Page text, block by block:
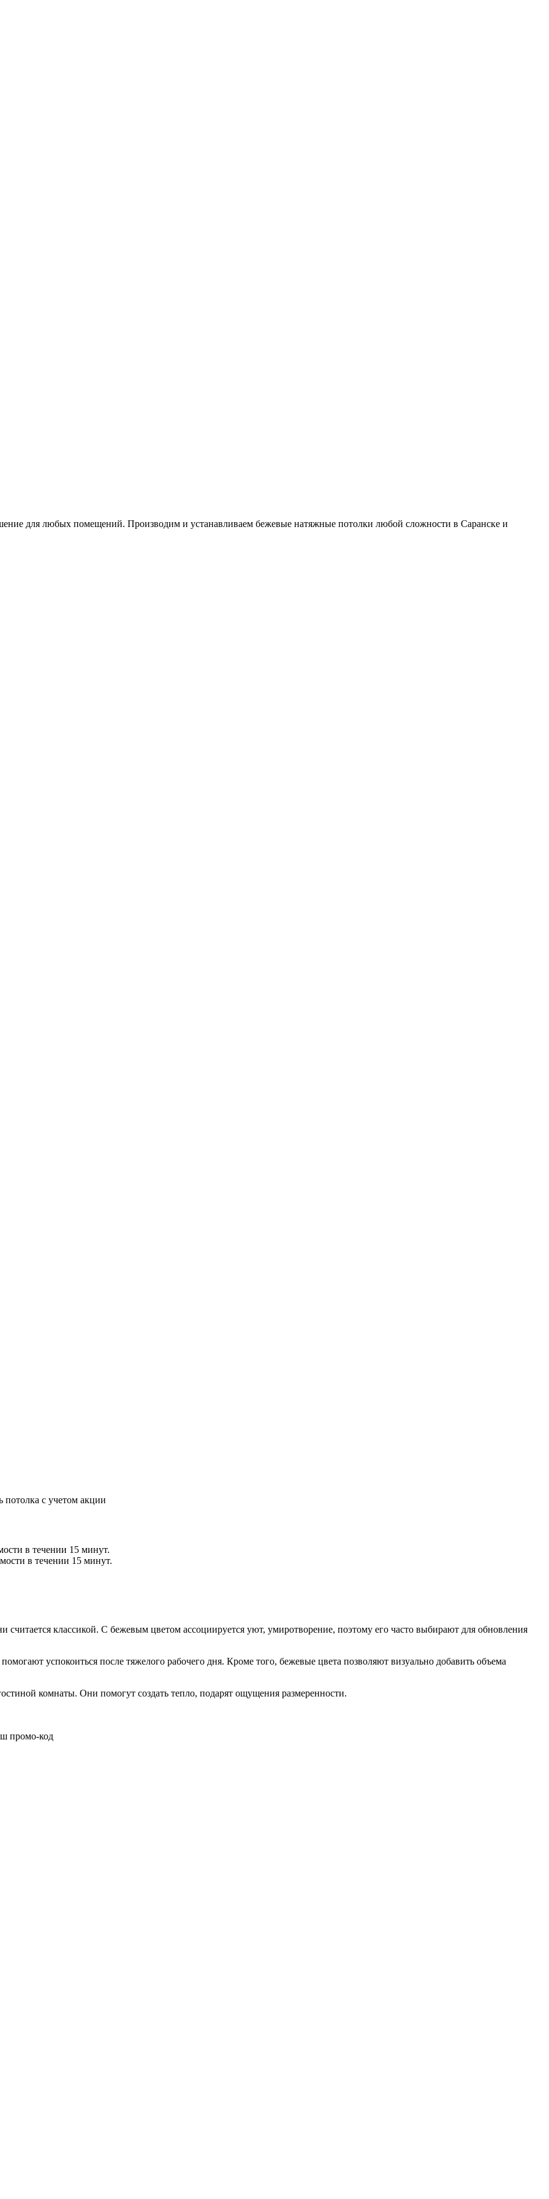
для любых помещений. Производим и устанавливаем бежевые натяжные потолки любой сложности в Саранске и
потолка с учетом акции
в течении 15 минут.
в течении 15 минут.
классикой. С бежевым цветом ассоциируется уют, умиротворение, поэтому его часто выбирают для обновления
успокоиться после тяжелого рабочего дня. Кроме того, бежевые цвета позволяют визуально добавить объема
комнаты. Они помогут создать тепло, подарят ощущения размеренности.
промо-код